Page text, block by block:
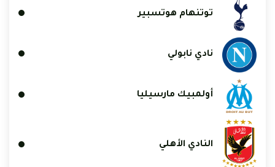
توتنهام هوتسبير
نادي نابولي
أولمبيك مارسيليا
النادي الأهلي